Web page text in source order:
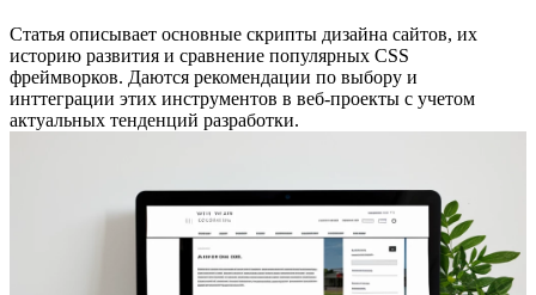
Статья описывает основные скрипты дизайна сайтов, их
историю развития и сравнение популярных CSS
фреймворков. Даются рекомендации по выбору и
инттеграции этих инструментов в веб-проекты с учетом
актуальных тенденций разработки.